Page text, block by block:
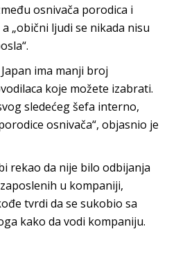
osnivača porodica i
„obični ljudi se nikada nisu
ima manji broj
koje možete izabrati.
sledećeg šefa interno,
osnivača“, objasnio je
rekao da nije bilo odbijanja
u kompaniji,
tvrdi da se sukobio sa
kako da vodi kompaniju.